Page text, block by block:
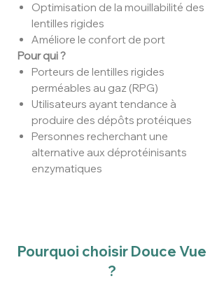
Optimisation de la mouillabilité des
lentilles rigides
Améliore le confort de port
Pour qui ?
Porteurs de lentilles rigides
perméables au gaz (RPG)
Utilisateurs ayant tendance à
produire des dépôts protéiques
Personnes recherchant une
alternative aux déprotéinisants
enzymatiques
Pourquoi choisir Douce Vue
?